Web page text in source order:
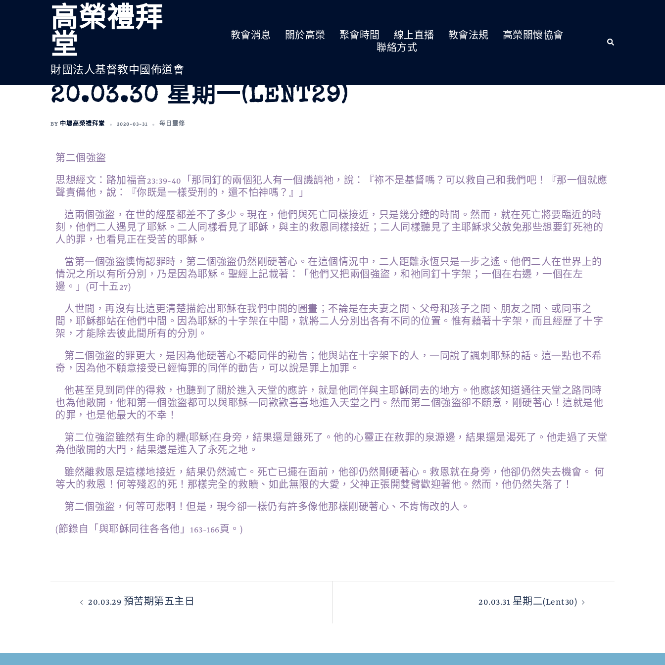
高榮禮拜
堂
財團法人基督教中國佈道會
教會消息 關於高榮 聚會時間 線上直播 教會法規
高榮關懷協會
聯絡方式
20.03.30 星期一(LENT29)
BY 中壢高榮禮拜堂 2020-03-31 每日靈修
第二個強盜
思想經文：路加福音23:39-40「那同釘的兩個犯人有一個譏誚祂，說：『祢不是基督嗎？可以救自己和我們吧！『那一個就應
聲責備他，說：『你既是一樣受刑的，還不怕神嗎？』」
這兩個強盜，在世的經歷都差不了多少。現在，他們與死亡同樣接近，只是幾分鐘的時間。然而，就在死亡將要臨近的時
刻，他們二人遇見了耶穌。二人同樣看見了耶穌，與主的救恩同樣接近；二人同樣聽見了主耶穌求父赦免那些想要釘死祂的
人的罪，也看見正在受苦的耶穌。
當第一個強盜懊悔認罪時，第二個強盜仍然剛硬著心。在這個情況中，二人距離永恆只是一步之遙。他們二人在世界上的
情況之所以有所分別，乃是因為耶穌。聖經上記載著：「他們又把兩個強盜，和祂同釘十字架；一個在右邊，一個在左
邊。」(可十五27)
人世間，再沒有比這更清楚描繪出耶穌在我們中間的圖畫；不論是在夫妻之間、父母和孩子之間、朋友之間、或同事之
間，耶穌都站在他們中間。因為耶穌的十字架在中間，就將二人分別出各有不同的位置。惟有藉著十字架，而且經歷了十字
架，才能除去彼此間所有的分別。
第二個強盜的罪更大，是因為他硬著心不聽同伴的勸告；他與站在十字架下的人，一同說了諷刺耶穌的話。這一點也不希
奇，因為他不願意接受已經悔罪的同伴的勸告，可以說是罪上加罪。
他甚至見到同伴的得救，也聽到了關於進入天堂的應許，就是他同伴與主耶穌同去的地方。他應該知道通往天堂之路同時
也為他敞開，他和第一個強盜都可以與耶穌一同歡歡喜喜地進入天堂之門。然而第二個強盜卻不願意，剛硬著心！這就是他
的罪，也是他最大的不幸！
第二位強盜雖然有生命的糧(耶穌)在身旁，結果還是餓死了。他的心靈正在赦罪的泉源邊，結果還是渴死了。他走過了天堂
為他敞開的大門，結果還是進入了永死之地。
雖然離救恩是這樣地接近，結果仍然滅亡。死亡已擺在面前，他卻仍然剛硬著心。救恩就在身旁，他卻仍然失去機會。 何
等大的救恩！何等殘忍的死！那樣完全的救贖、如此無限的大愛，父神正張開雙臂歡迎著他。然而，他仍然失落了！
第二個強盜，何等可悲啊！但是，現今卻一樣仍有許多像他那樣剛硬著心、不肯悔改的人。
(節錄自「與耶穌同往各各他」163-166頁。)
20.03.29 預苦期第五主日 20.03.31 星期二(Lent30)